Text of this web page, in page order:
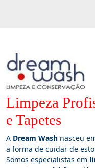
Limpeza
e Tapetes
A Dream Wash nasceu
a forma de cuidar de
Somos especialistas em